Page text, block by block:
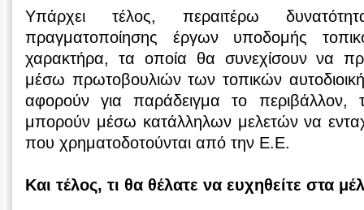
Υπάρχει τέλος, περαιτέρω
πραγματοποίησης έργων υποδομής
χαρακτήρα, τα οποία θα συνεχίσουν να
μέσω πρωτοβουλιών των τοπικών
αφορούν για παράδειγμα το περιβάλλον,
μπορούν μέσω κατάλληλων μελετών να
που χρηματοδοτούνται από την Ε.Ε.
Και τέλος, τι θα θέλατε να ευχηθείτε στα